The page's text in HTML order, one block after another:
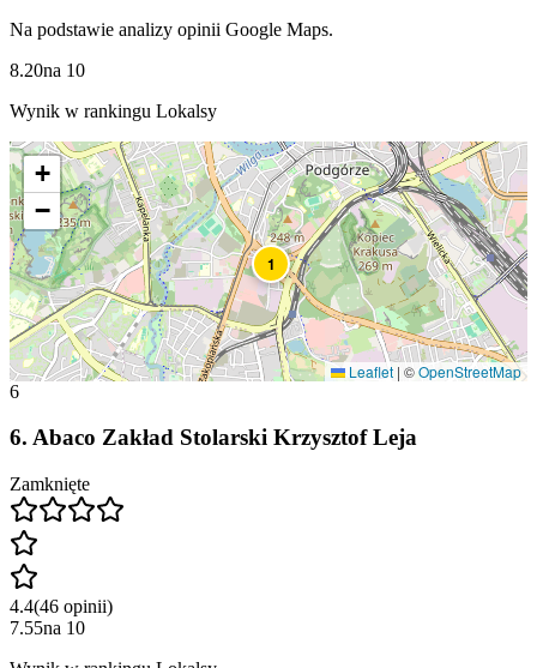
Na podstawie analizy opinii Google Maps.
8.20na 10
Wynik w rankingu Lokalsy
1
+
−
Leaflet | ©OpenStreetMap
6
6. Abaco Zakład Stolarski Krzysztof Leja
Zamknięte
4.4(46 opinii)
7.55na 10